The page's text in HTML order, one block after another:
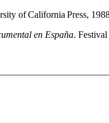
of California Press,
en España.